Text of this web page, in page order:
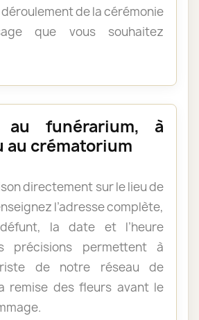
déroulement de la cérémonie
que vous souhaitez
au funérarium, à
au crématorium
directement sur le lieu de
l’adresse complète,
la date et l’heure
précisions permettent à
de notre réseau de
remise des fleurs avant le